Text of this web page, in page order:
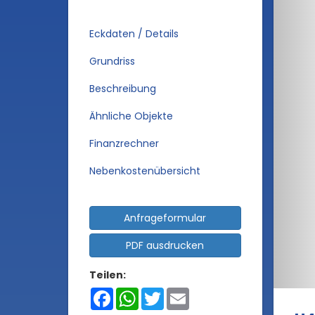
Eckdaten / Details
Grundriss
Beschreibung
Ähnliche Objekte
Finanzrechner
Nebenkostenübersicht
Anfrageformular
PDF ausdrucken
Teilen:
FacebookWhatsApp
Twitter